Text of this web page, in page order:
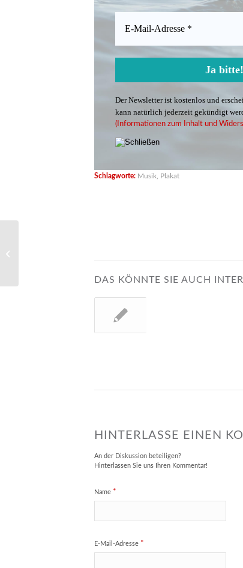
Der Newsletter ist kostenlos und
kann natürlich jederzeit gekündigt
(Informationen zum Inhalt und
Schlagworte: Musik Plakat
DAS KÖNNTE SIE AUCH
HINTERLASSE EINEN
An der Diskussion beteiligen?
Hinterlassen Sie uns Ihren Kommentar!
Name *
E-Mail-Adresse *